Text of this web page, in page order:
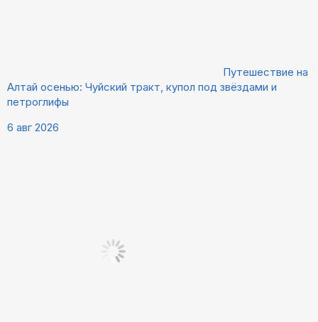
Путешествие на
Алтай осенью: Чуйский тракт, купол под звёздами и
петроглифы
6 авг 2026